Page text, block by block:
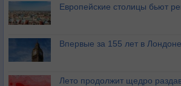
Европейские столицы бьют
Впервые за 155 лет в
Лето продолжит щедро